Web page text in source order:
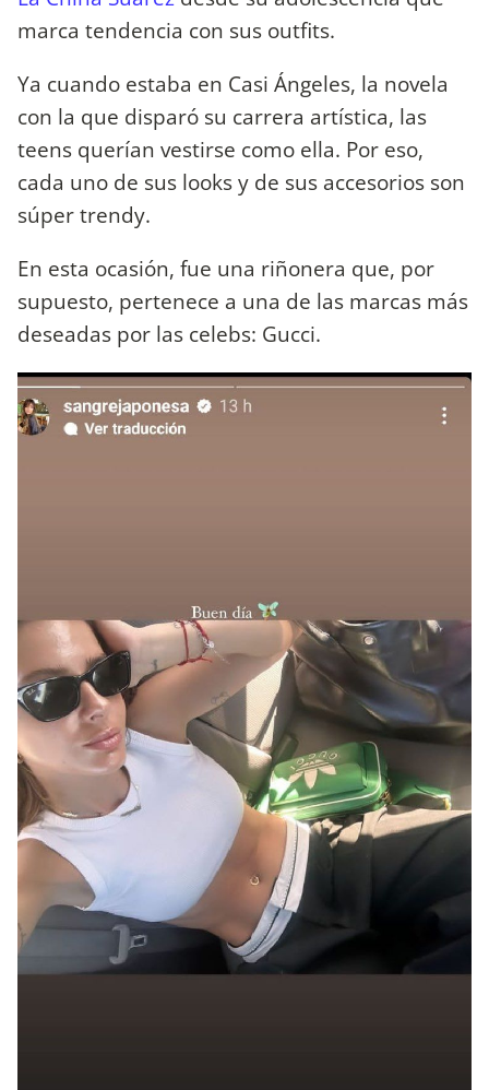
marca tendencia con sus outfits.
Ya cuando estaba en Casi Ángeles, la novela
con la que disparó su carrera artística, las
teens querían vestirse como ella. Por eso,
cada uno de sus looks y de sus accesorios son
súper trendy.
En esta ocasión, fue una riñonera que, por
supuesto, pertenece a una de las marcas más
deseadas por las celebs: Gucci.